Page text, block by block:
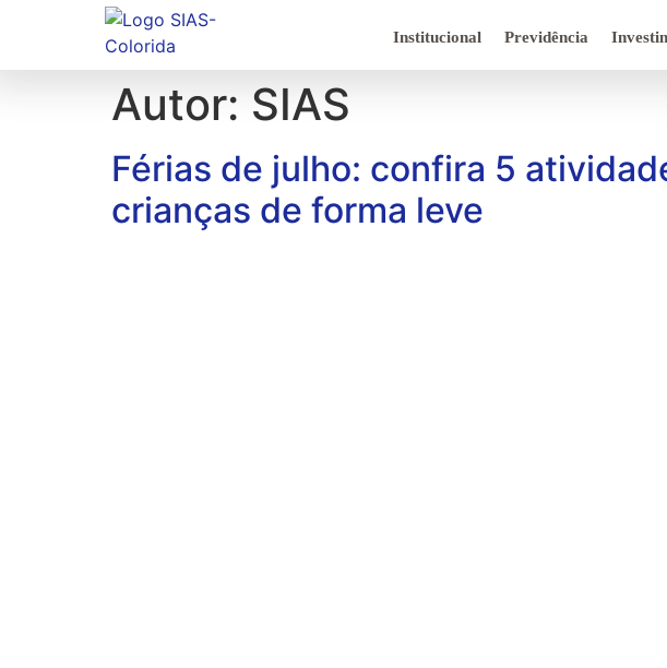
Institucional Previdência
Autor: SIAS
Férias de julho: confira 5
crianças de forma leve